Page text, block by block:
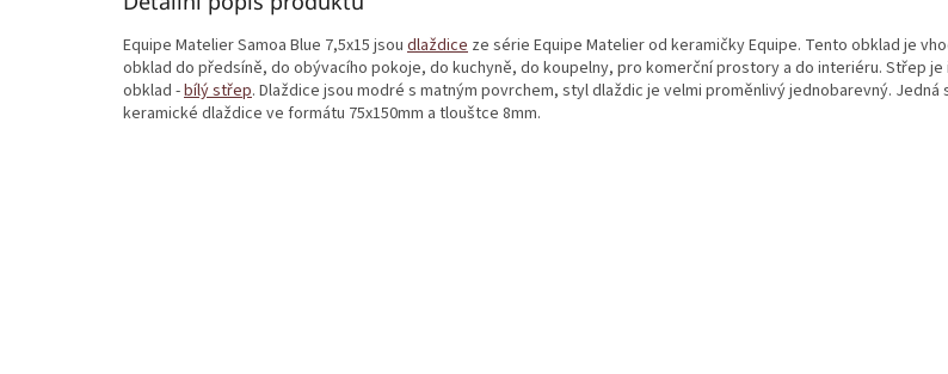
Equipe Matelier Samoa Blue 7,5x15 jsou dlaždice ze série Equipe Matelier od keramičky Equipe. Tento obklad je
obklad do předsíně, do obývacího pokoje, do kuchyně, do koupelny, pro komerční prostory a do interiéru. Střep
obklad -bílý střep. Dlaždice jsou modré s matným povrchem, styl dlaždic je velmi proměnlivý jednobarevný. Jedná
keramické dlaždice ve formátu 75x150mm a tlouštce 8mm.